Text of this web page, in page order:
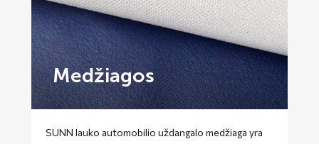
Medžiagos
SUNN lauko automobilio uždangalo medžiaga yra